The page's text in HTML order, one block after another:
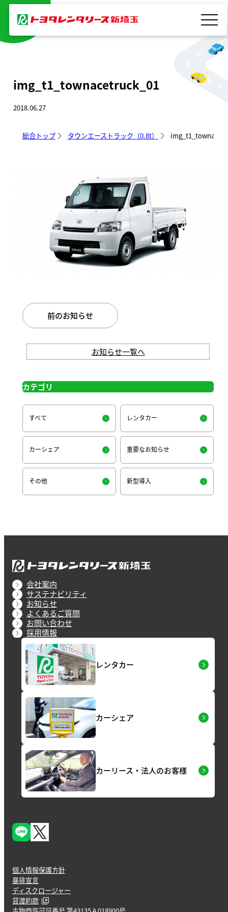
を
img_t1_townacetruck_01
2018.06.27
総合トップ タウンエーストラック（0.8t）
前のお知らせ
お知らせ一覧へ
カテゴリ
すべて レンタカー
カーシェア 重要なお知らせ
その他 新型導入
会社案内
サステナビリティ
お知らせ
よくあるご質問
お問い合わせ
採用情報
レンタカー
カーシェア
カーリース・法人のお客様
個人情報保護方針
暴排宣言
ディスクロージャー
貸渡約款